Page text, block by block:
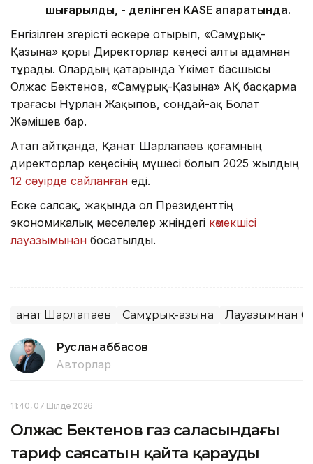
шығарылды, - делінген KASE ақпаратында.
Енгізілген өзгерісті ескере отырып, «Самұрық-
Қазына» қоры Директорлар кеңесі алты адамнан
тұрады. Олардың қатарында Үкімет басшысы
Олжас Бектенов, «Самұрық-Қазына» АҚ басқарма
төрағасы Нұрлан Жақыпов, сондай-ақ Болат
Жәмішев бар.
Атап айтқанда, Қанат Шарлапаев қоғамның
директорлар кеңесінің мүшесі болып 2025 жылдың
12 сәуірде сайланған еді.
Еске салсақ, жақында ол Президенттің
экономикалық мәселелер жөніндегі көмекшісі
лауазымынан босатылды.
Қанат Шарлапаев Самұрық-Қазына Лауазымнан
Руслан Ғаббасов
Авторлар
11:40, 07 Шілде 2026
Олжас Бектенов газ саласындағы
тариф саясатын қайта қарауды